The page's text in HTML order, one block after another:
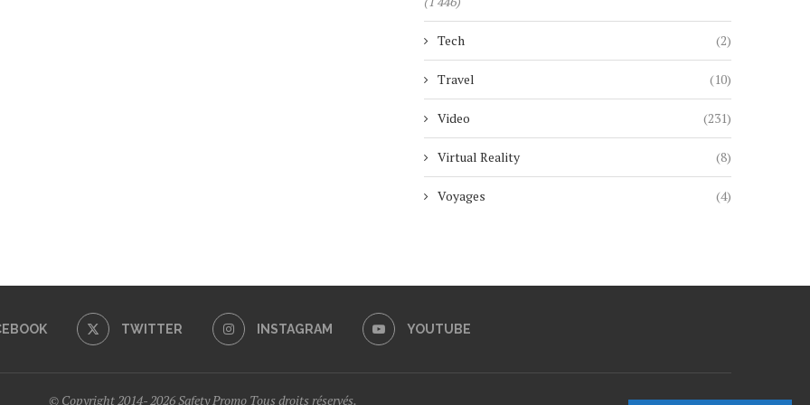
Tech (2)
Travel (10)
Video (231)
Virtual Reality (8)
Voyages (4)
TWITTER INSTAGRAM YOUTUBE
© Copyright 2014- 2026 Safety Promo Tous droits réservés.